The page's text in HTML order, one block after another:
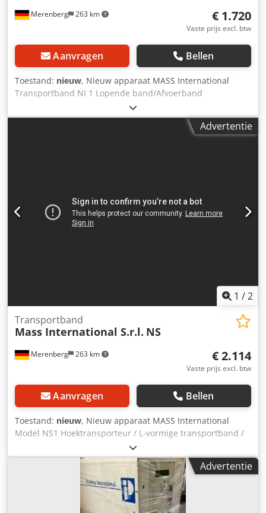
Merenberg 263 km € 1.720
Vaste prijs excl. btw
Aanvragen Bellen
Toestand: nieuw, Nieuw apparaat MASS International
Transportband NI 1 Lopende band/Afvoerband
Hoekverstelbaar transportband met trechter in het
invoergedeelte Op korte termijn leverbaar Voorbeeld: NI 1
Lengte: 1500 mm Nuttige breedte: 250 mm Buitenbreedte:
klantwens FDA-conforme band Aangepaste bandsnelheid
etc. Dodpfxeh Nyp Us Adrjck
Advertentie
1 /2
Merenberg 263 km
Transportband
Mass International S.r.l. NS
€ 2.114
Vaste prijs excl. btw
Aanvragen Bellen
Toestand: nieuw, Nieuw apparaat MASS International
Model NS1 Hoektransporteur / L-vormige transportband /
Lopende band Direct leverbaar Verstelbare
hoektransporteur NS1 met opvangplaten in het
invoergedeelte Dedpfx Asuip Iljdrsck Voorbeeld zoals
afgebeeld: Invoergedeelte 600 mm Stijggedeelte 1300 mm
Werkbreedte 250 mm Buitenbreedte 305 mm (zonder
motor) Hoogte-instelbare afgiftehoogte 750 – 1050 mm
Advertentie